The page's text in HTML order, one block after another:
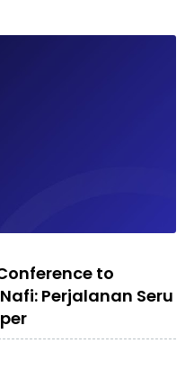
to
Perjalanan Seru